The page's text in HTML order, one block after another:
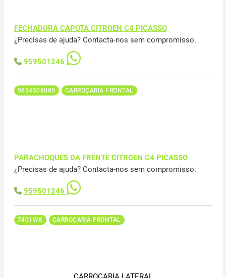
FECHADURA CAPOTA CITROEN C4 PICASSO
¿Precisas de ajuda? Contacta-nos sem compromisso.
959501246
9654506080 CARROÇARIA FRONTAL
PARACHOQUES DA FRENTE CITROEN C4 PICASSO
¿Precisas de ajuda? Contacta-nos sem compromisso.
959501246
7401WK CARROÇARIA FRONTAL